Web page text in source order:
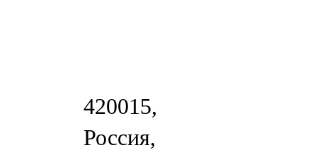
420015,
Россия,